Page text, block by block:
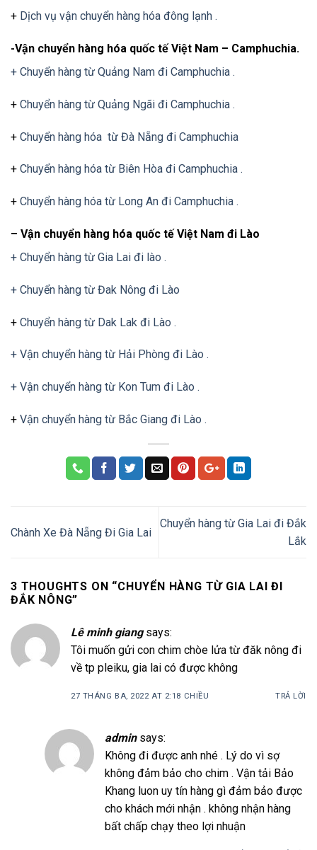
+ Dịch vụ vận chuyển hàng hóa đông lạnh .
-Vận chuyển hàng hóa quốc tế Việt Nam – Camphuchia.
+ Chuyển hàng từ Quảng Nam đi Camphuchia .
+ Chuyển hàng từ Quảng Ngãi đi Camphuchia .
+ Chuyển hàng hóa từ Đà Nẵng đi Camphuchia
+ Chuyển hàng hóa từ Biên Hòa đi Camphuchia .
+ Chuyển hàng hóa từ Long An đi Camphuchia .
– Vận chuyển hàng hóa quốc tế Việt Nam đi Lào
+ Chuyển hàng từ Gia Lai đi lào .
+ Chuyển hàng từ Đak Nông đi Lào
+ Chuyển hàng từ Dak Lak đi Lào .
+ Vận chuyển hàng từ Hải Phòng đi Lào .
+ Vận chuyển hàng từ Kon Tum đi Lào .
+ Vận chuyển hàng từ Bắc Giang đi Lào .
Chành Xe Đà Nẵng Đi Gia Lai
Chuyển hàng từ Gia Lai đi Đắk
Lắk
3 THOUGHTS ON “CHUYỂN HÀNG TỪ GIA LAI ĐI
ĐẮK NÔNG”
Lê minh giang says:
Tôi muốn gửi con chim chòe lửa từ đăk nông đi
về tp pleiku, gia lai có được không
27 THÁNG BA, 2022 AT 2:18 CHIỀU TRẢ LỜI
admin says:
Không đi được anh nhé . Lý do vì sợ
không đảm bảo cho chim . Vận tải Bảo
Khang luon uy tín hàng gì đảm bảo được
cho khách mới nhận . không nhận hàng
bất chấp chạy theo lợi nhuận